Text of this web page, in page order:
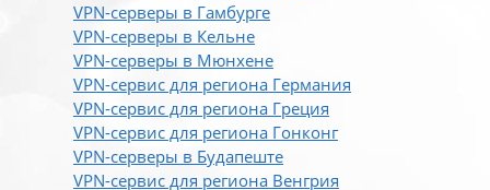
VPN-серверы в Гамбурге
VPN-серверы в Кельне
VPN-серверы в Мюнхене
VPN-сервис для региона Германия
VPN-сервис для региона Греция
VPN-сервис для региона Гонконг
VPN-серверы в Будапеште
VPN-сервис для региона Венгрия